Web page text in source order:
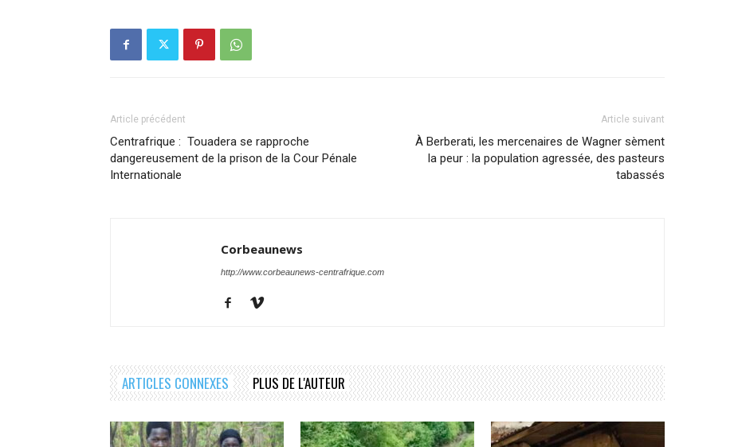
Article précédent
Centrafrique : Touadera se rapproche
dangereusement de la prison de la Cour Pénale
Internationale
Article suivant
À Berberati, les mercenaires de Wagner sèment
la peur : la population agressée, des pasteurs
tabassés
Corbeaunews
http://www.corbeaunews-centrafrique.com
ARTICLES CONNEXES PLUS DE L'AUTEUR